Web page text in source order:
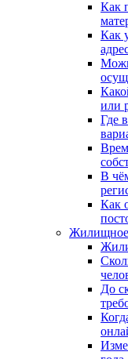
Как
Как
или
Где
В
Как
Жилищное
До